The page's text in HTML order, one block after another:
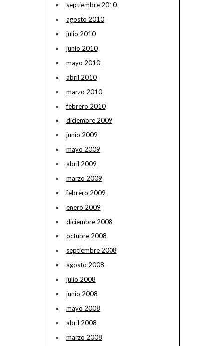
septiembre 2010
agosto 2010
julio 2010
junio 2010
mayo 2010
abril 2010
marzo 2010
febrero 2010
diciembre 2009
junio 2009
mayo 2009
abril 2009
marzo 2009
febrero 2009
enero 2009
diciembre 2008
octubre 2008
septiembre 2008
agosto 2008
julio 2008
junio 2008
mayo 2008
abril 2008
marzo 2008